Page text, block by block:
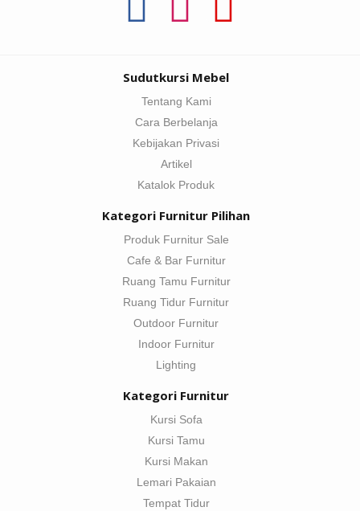
Sudutkursi Mebel
Tentang Kami
Cara Berbelanja
Kebijakan Privasi
Artikel
Katalok Produk
Kategori Furnitur Pilihan
Produk Furnitur Sale
Cafe & Bar Furnitur
Ruang Tamu Furnitur
Ruang Tidur Furnitur
Outdoor Furnitur
Indoor Furnitur
Lighting
Kategori Furnitur
Kursi Sofa
Kursi Tamu
Kursi Makan
Lemari Pakaian
Tempat Tidur